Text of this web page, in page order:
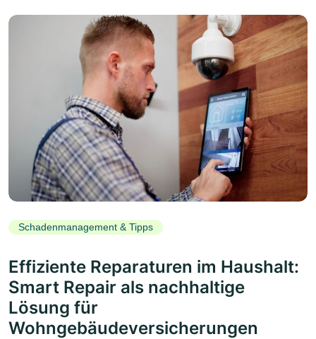
Schadenmanagement & Tipps
Effiziente Reparaturen im Haushalt:
Smart Repair als nachhaltige
Lösung für
Wohngebäudeversicherungen